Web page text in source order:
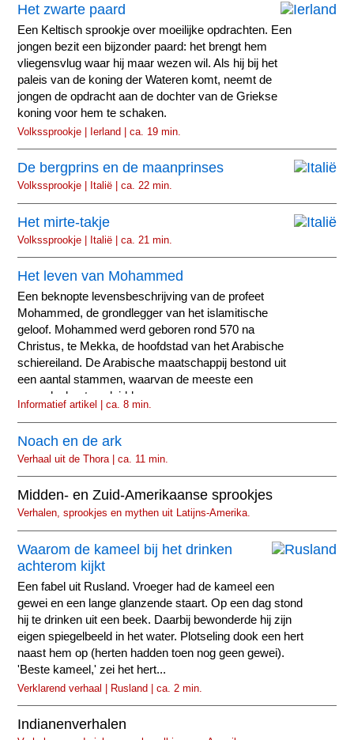
Het zwarte paard
Een Keltisch sprookje over moeilijke opdrachten. Een
jongen bezit een bijzonder paard: het brengt hem
vliegensvlug waar hij maar wezen wil. Als hij bij het
paleis van de koning der Wateren komt, neemt de
jongen de opdracht aan de dochter van de Griekse
koning voor hem te schaken.
Volkssprookje | Ierland | ca. 19 min.
De bergprins en de maanprinses
Volkssprookje | Italië | ca. 22 min.
Het mirte-takje
Volkssprookje | Italië | ca. 21 min.
Het leven van Mohammed
Een beknopte levensbeschrijving van de profeet
Mohammed, de grondlegger van het islamitische
geloof. Mohammed werd geboren rond 570 na
Christus, te Mekka, de hoofdstad van het Arabische
schiereiland. De Arabische maatschappij bestond uit
een aantal stammen, waarvan de meeste een
nomadenbestaan leidden.
Informatief artikel | ca. 8 min.
Noach en de ark
Verhaal uit de Thora | ca. 11 min.
Midden- en Zuid-Amerikaanse sprookjes
Verhalen, sprookjes en mythen uit Latijns-Amerika.
Waarom de kameel bij het drinken
achterom kijkt
Een fabel uit Rusland. Vroeger had de kameel een
gewei en een lange glanzende staart. Op een dag stond
hij te drinken uit een beek. Daarbij bewonderde hij zijn
eigen spiegelbeeld in het water. Plotseling dook een hert
naast hem op (herten hadden toen nog geen gewei).
'Beste kameel,' zei het hert...
Verklarend verhaal | Rusland | ca. 2 min.
Indianenverhalen